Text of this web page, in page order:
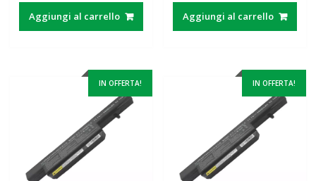
originale
era:
attuale
è:
Aggiungi al carrello
originale
era:
attuale
è:
Aggiungi al carrello
IN OFFERTA! IN OFFERTA!